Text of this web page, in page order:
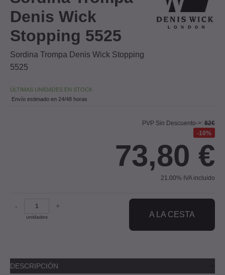
Denis Wick
Stopping 5525
Sordina Trompa Denis Wick Stopping
5525
ÚLTIMAS UNIDADES EN STOCK
Envío estimado en 24/48 horas
PVP Sin Descuento->: 82€
10%
73,80 €
21.00% IVA incluido
-
unidades
+
A LA CESTA
DESCRIPCIÓN